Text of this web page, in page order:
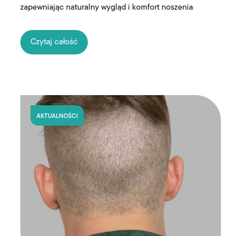
zapewniając naturalny wygląd i komfort noszenia
Czytaj całość
AKTUALNOŚCI